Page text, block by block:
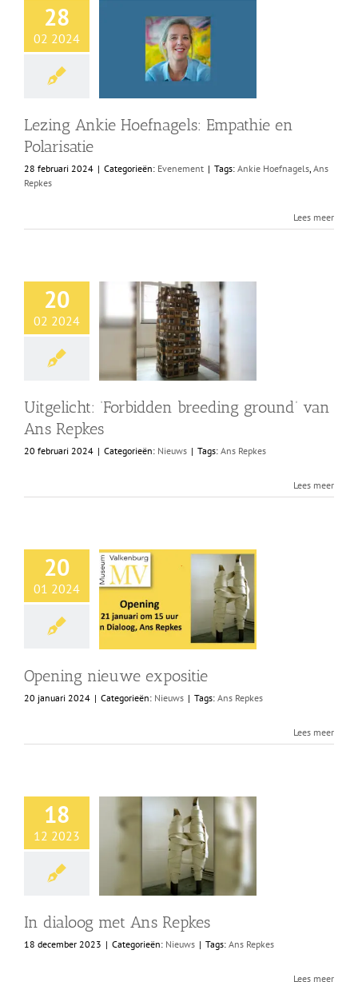
28
02 2024
Lezing Ankie Hoefnagels: Empathie en
Polarisatie
28 februari 2024 | Categorieën: Evenement | Tags: Ankie Hoefnagels, Ans
Repkes
Lees meer
20
02 2024
Uitgelicht: ‘Forbidden breeding ground’ van
Ans Repkes
20 februari 2024 | Categorieën: Nieuws | Tags: Ans Repkes
Lees meer
20
01 2024
Opening nieuwe expositie
20 januari 2024 | Categorieën: Nieuws | Tags: Ans Repkes
Lees meer
18
12 2023
In dialoog met Ans Repkes
18 december 2023 | Categorieën: Nieuws | Tags: Ans Repkes
Lees meer